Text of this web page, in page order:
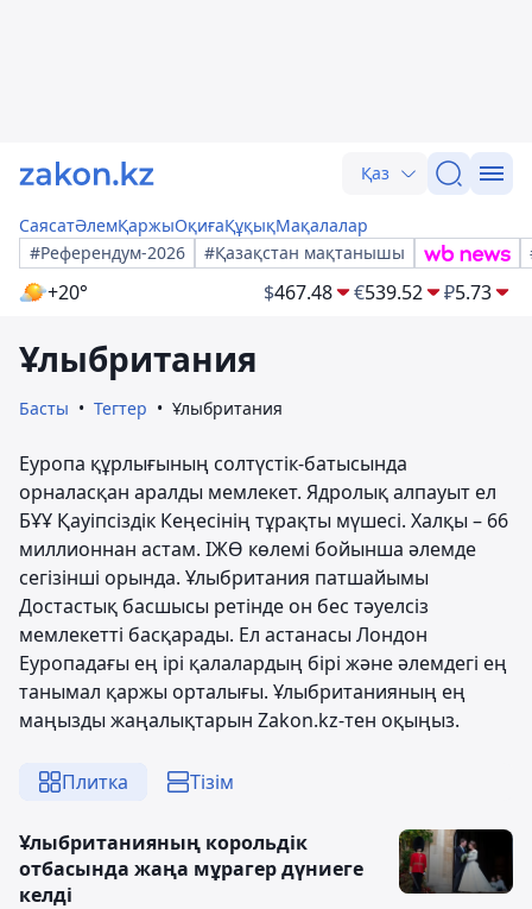
Қаз
СаясатӘлемҚаржыОқиғаҚұқықМақалалар
#Референдум-2026
#Қазақстан мақтанышы
+20° $467.48 €539.52 ₽5.73
Ұлыбритания
Басты Тегтер Ұлыбритания
Еуропа құрлығының солтүстік-батысында
орналасқан аралды мемлекет. Ядролық алпауыт ел
БҰҰ Қауіпсіздік Кеңесінің тұрақты мүшесі. Халқы – 66
миллионнан астам. ІЖӨ көлемі бойынша әлемде
сегізінші орында. Ұлыбритания патшайымы
Достастық басшысы ретінде он бес тәуелсіз
мемлекетті басқарады. Ел астанасы Лондон
Еуропадағы ең ірі қалалардың бірі және әлемдегі ең
танымал қаржы орталығы. Ұлыбританияның ең
маңызды жаңалықтарын Zakon.kz-тен оқыңыз.
Плитка Тізім
Ұлыбританияның корольдік
отбасында жаңа мұрагер дүниеге
келді